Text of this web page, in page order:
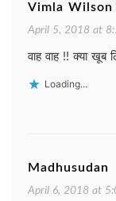
Vimla Wilson
April 5, 2018 at
वाह वाह !! क्या खूब
Loading...
Madhusudan
April 6, 2018 at